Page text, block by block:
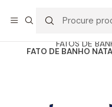
FATOS DE
FATO DE BANHO